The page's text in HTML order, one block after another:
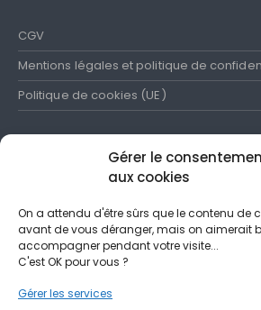
Gérer le
aux cookies
On a attendu d'être sûrs que le contenu de
avant de vous déranger, mais on aimerait
accompagner pendant votre visite...
C'est OK pour vous ?
Gérer les services
CGV
Mentions légales et politique de
Politique de cookies (UE)
SUIVEZ-NOUS
N'hésitez pas à partager nos